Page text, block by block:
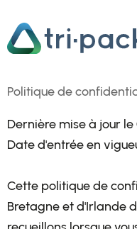
au
contenu
Politique de
Dernière mise à jour
Date d'entrée en
Cette politique de
Bretagne et d'Irlande